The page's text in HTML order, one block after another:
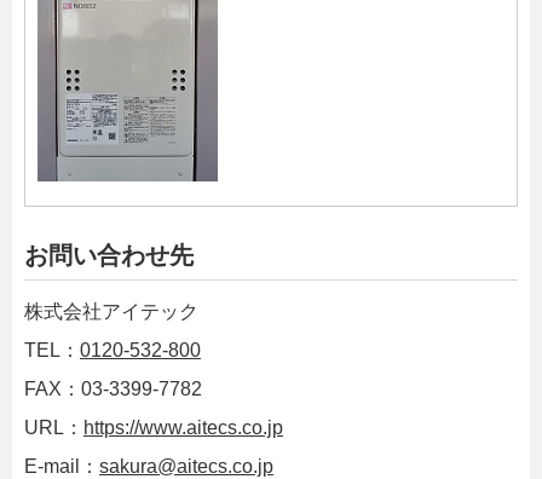
お問い合わせ先
株式会社アイテック
TEL： 0120-532-800
FAX：03-3399-7782
URL： https://www.aitecs.co.jp
E-mail： sakura@aitecs.co.jp